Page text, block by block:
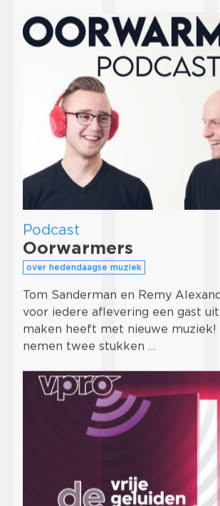
Podcast
Oorwarmers
over hedendaagse muziek
Tom Sanderman en Remy
voor iedere aflevering een gast
maken heeft met nieuwe muziek!
nemen twee stukken …